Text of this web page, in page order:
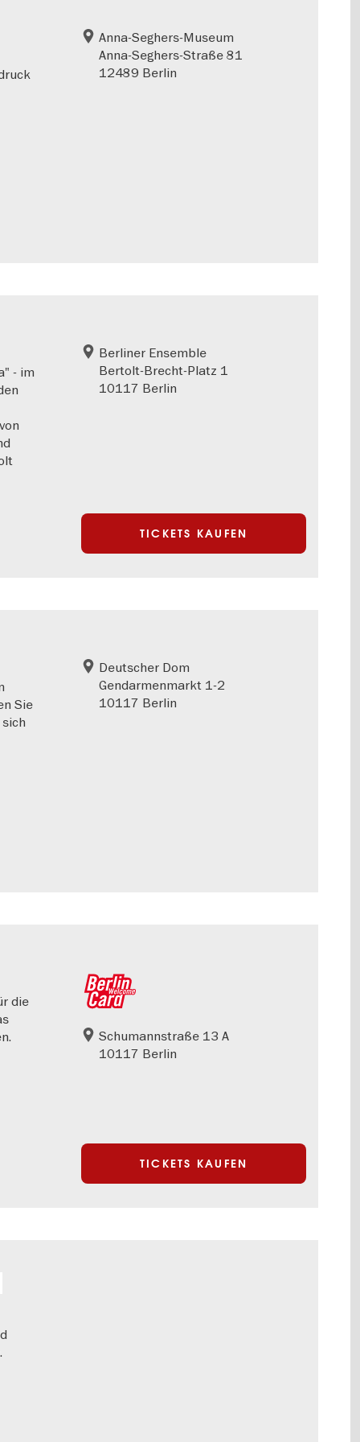
Anna-Seghers-Museum
Anna-Seghers-Straße 81
12489 Berlin
- im
Berliner Ensemble
Bertolt-Brecht-Platz 1
10117 Berlin
TICKETS KAUFEN
Sie
Deutscher Dom
Gendarmenmarkt 1-2
10117 Berlin
die
Schumannstraße 13 A
10117 Berlin
TICKETS KAUFEN